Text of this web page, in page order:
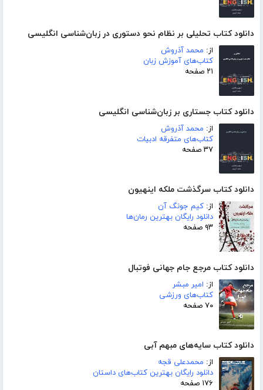
دانلود کتاب تحلیلی بر نظام نحو دستوری در زبان‌شناسی انگلیسی
از: محمد آذروش
کتاب‌های آموزش زبان
۲۱ صفحه
دانلود کتاب جستاری بر زبان‌شناسی انگلیسی
از: محمد آذروش
کتاب‌های متفرقه ادبیات
۳۷ صفحه
دانلود کتاب سرگذشت ملکه اینهیون
از: کیم جونگ آن
دانلود رایگان بهترین رمان‌ها
۹۳ صفحه
دانلود کتاب مرجع جام جهانی فوتبال
از: امیر مبشر
کتاب‌های ورزشی
۷۰ صفحه
دانلود کتاب سایه‌های مبهم آبی
از: محمدعلی قجه
دانلود رایگان بهترین کتاب‌های داستان
۱۷۶ صفحه